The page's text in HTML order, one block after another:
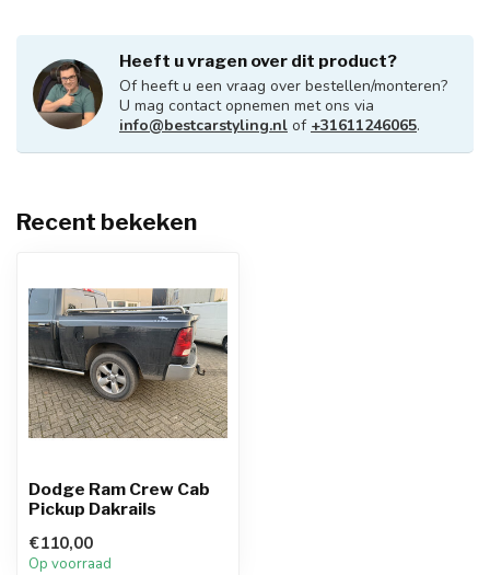
Heeft u vragen over dit product?
Of heeft u een vraag over bestellen/monteren?
U mag contact opnemen met ons via
info@bestcarstyling.nl of +31611246065.
Recent bekeken
Dodge Ram Crew Cab
Pickup Dakrails
€110,00
Op voorraad